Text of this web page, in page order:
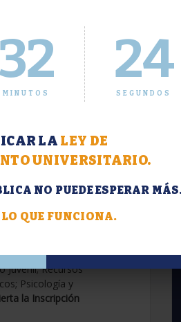
32
MINUTOS
24
SEGUNDOS
LA LEY DE
UNIVERSITARIO.
NO PUEDE ESPERAR
QUE FUNCIONA.
Problemáticas en el
Juvenil; Recursos
Psicología y
la Inscripción